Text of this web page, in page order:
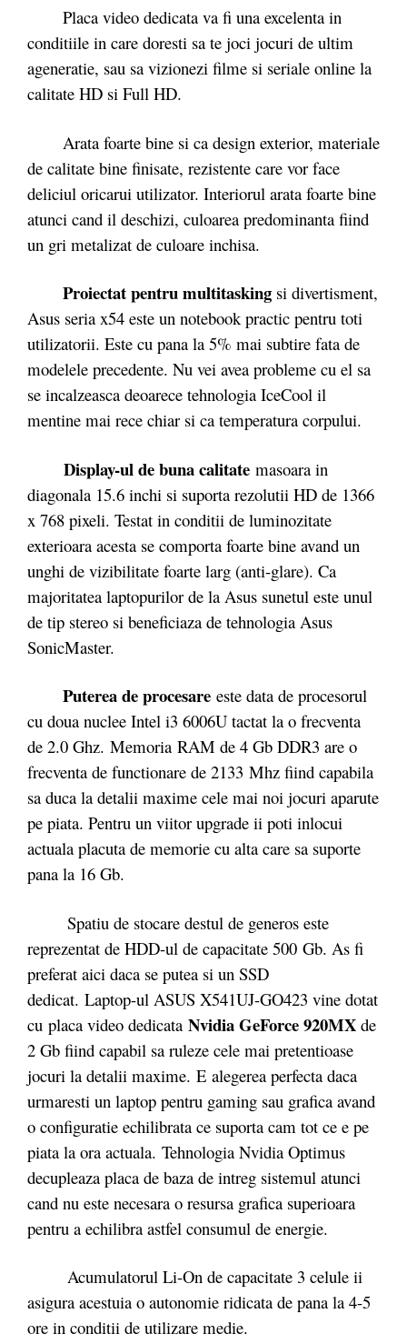
Placa video dedicata va fi una excelenta in
conditiile in care doresti sa te joci jocuri de ultim
ageneratie, sau sa vizionezi filme si seriale online la
calitate HD si Full HD.
Arata foarte bine si ca design exterior, materiale
de calitate bine finisate, rezistente care vor face
deliciul oricarui utilizator. Interiorul arata foarte bine
atunci cand il deschizi, culoarea predominanta fiind
un gri metalizat de culoare inchisa.
Proiectat pentru multitasking si divertisment,
Asus seria x54 este un notebook practic pentru toti
utilizatorii. Este cu pana la 5% mai subtire fata de
modelele precedente. Nu vei avea probleme cu el sa
se incalzeasca deoarece tehnologia IceCool il
mentine mai rece chiar si ca temperatura corpului.
Display-ul de buna calitate masoara in
diagonala 15.6 inchi si suporta rezolutii HD de 1366
x 768 pixeli. Testat in conditii de luminozitate
exterioara acesta se comporta foarte bine avand un
unghi de vizibilitate foarte larg (anti-glare). Ca
majoritatea laptopurilor de la Asus sunetul este unul
de tip stereo si beneficiaza de tehnologia Asus
SonicMaster.
Puterea de procesare este data de procesorul
cu doua nuclee Intel i3 6006U tactat la o frecventa
de 2.0 Ghz. Memoria RAM de 4 Gb DDR3 are o
frecventa de functionare de 2133 Mhz fiind capabila
sa duca la detalii maxime cele mai noi jocuri aparute
pe piata. Pentru un viitor upgrade ii poti inlocui
actuala placuta de memorie cu alta care sa suporte
pana la 16 Gb.
Spatiu de stocare destul de generos este
reprezentat de HDD-ul de capacitate 500 Gb. As fi
preferat aici daca se putea si un SSD
dedicat. Laptop-ul ASUS X541UJ-GO423 vine dotat
cu placa video dedicata Nvidia GeForce 920MX de
2 Gb fiind capabil sa ruleze cele mai pretentioase
jocuri la detalii maxime. E alegerea perfecta daca
urmaresti un laptop pentru gaming sau grafica avand
o configuratie echilibrata ce suporta cam tot ce e pe
piata la ora actuala. Tehnologia Nvidia Optimus
decupleaza placa de baza de intreg sistemul atunci
cand nu este necesara o resursa grafica superioara
pentru a echilibra astfel consumul de energie.
Acumulatorul Li-On de capacitate 3 celule ii
asigura acestuia o autonomie ridicata de pana la 4-5
ore in conditii de utilizare medie.